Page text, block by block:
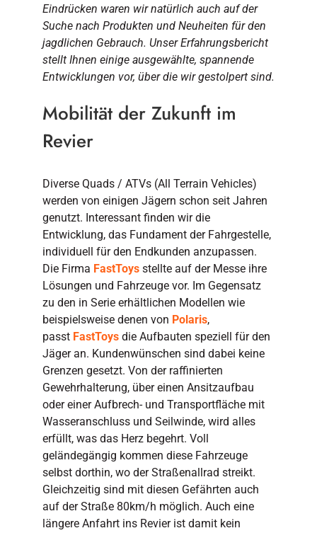
Eindrücken waren wir natürlich auch auf der
Suche nach Produkten und Neuheiten für den
jagdlichen Gebrauch. Unser Erfahrungsbericht
stellt Ihnen einige ausgewählte, spannende
Entwicklungen vor, über die wir gestolpert sind.
Mobilität der Zukunft im
Revier
Diverse Quads / ATVs (All Terrain Vehicles)
werden von einigen Jägern schon seit Jahren
genutzt. Interessant finden wir die
Entwicklung, das Fundament der Fahrgestelle,
individuell für den Endkunden anzupassen.
Die Firma FastToysstellte auf der Messe ihre
Lösungen und Fahrzeuge vor. Im Gegensatz
zu den in Serie erhältlichen Modellen wie
beispielsweise denen von Polaris,
passt FastToysdie Aufbauten speziell für den
Jäger an. Kundenwünschen sind dabei keine
Grenzen gesetzt. Von der raffinierten
Gewehrhalterung, über einen Ansitzaufbau
oder einer Aufbrech- und Transportfläche mit
Wasseranschluss und Seilwinde, wird alles
erfüllt, was das Herz begehrt. Voll
geländegängig kommen diese Fahrzeuge
selbst dorthin, wo der Straßenallrad streikt.
Gleichzeitig sind mit diesen Gefährten auch
auf der Straße 80km/h möglich. Auch eine
längere Anfahrt ins Revier ist damit kein